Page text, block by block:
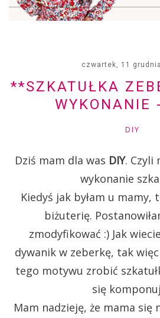
czwartek, 11
**SZKATUŁKA
WYKONANIE
DIY
Dziś mam dla was DIY. Czyli
wykonanie
Kiedyś jak byłam u mamy,
biżuterię.
zmodyfikować :) Jak
dywanik w zeberkę, tak
tego motywu zrobić
się
Mam nadzieję, że mama się